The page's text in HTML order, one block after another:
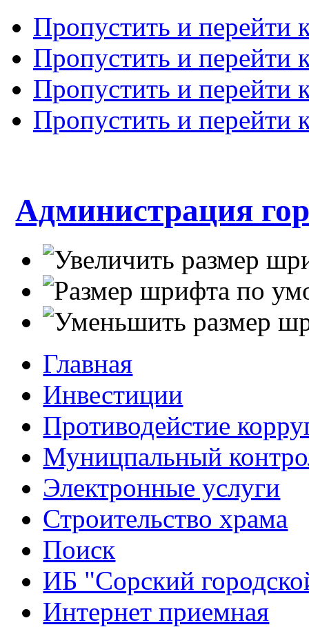
Пропустить и перейти
Пропустить и перейти
Пропустить и перейти
Пропустить и перейти
Администрация
Главная
Инвестиции
Противодейстие
Муницпальный
Электронные услуги
Строительство храма
Поиск
ИБ "Сорский
Интернет приемная